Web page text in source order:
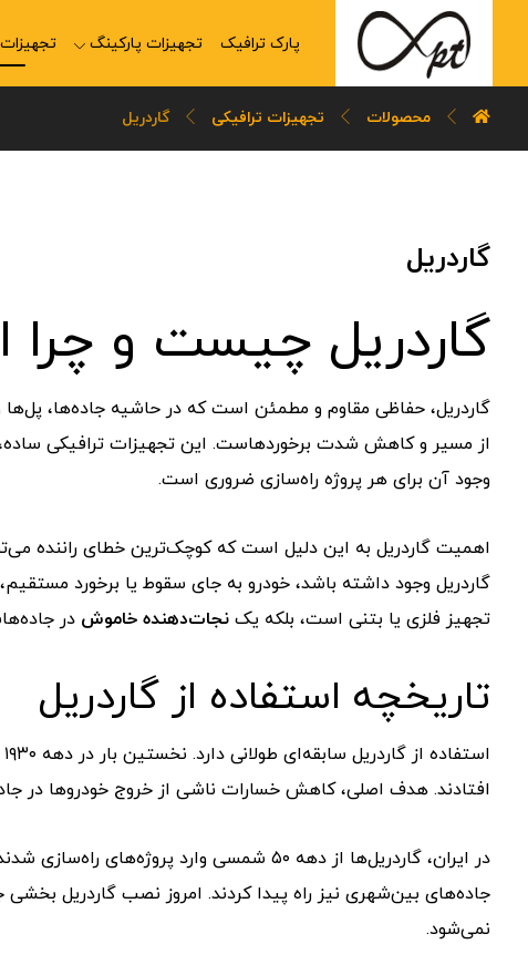
پارک ترافیک تجهیزات پارکینگ
محصولات تجهیزات ترافیکی گاردریل
گاردریل
گاردریل چیست و چرا
گاردریل، حفاظی مقاوم و مطمئن است که در حاشیه جاده‌ها،
از مسیر و کاهش شدت برخوردهاست. این تجهیزات ترافیکی
وجود آن برای هر پروژه راه‌سازی ضروری است.
اهمیت گاردریل به این دلیل است که کوچک‌ترین خطای راننده
گاردریل وجود داشته باشد، خودرو به جای سقوط یا برخورد
تجهیز فلزی یا بتنی است، بلکه یک نجات‌دهنده خاموش در
تاریخچه استفاده از گاردریل
افتادند. هدف اصلی، کاهش خسارات ناشی از خروج خودروها در
در ایران، گاردریل‌ها از دهه ۵۰ شمسی وارد
جاده‌های بین‌شهری نیز راه پیدا کردند. امروز نصب گاردریل
نمی‌شود.